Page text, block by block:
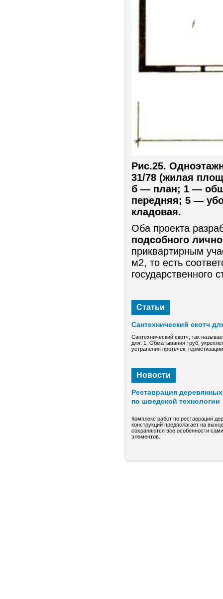
Рис.25.
31/78 (жилая
б — план; 1 —
передняя; 5 —
кладовая.
Оба проекта
подсобного
приквартирным
м2, то есть
государственного
Статьи
Сантехнический скотч
Сантехнический скотч, так
для: 1. Обматывания труб,
устранения протечек,
Новости
Реставрация
по шведской технологии
Комплекс работ по реставрации
конструкций предполагает на
сохраняются все особенности
элементов.